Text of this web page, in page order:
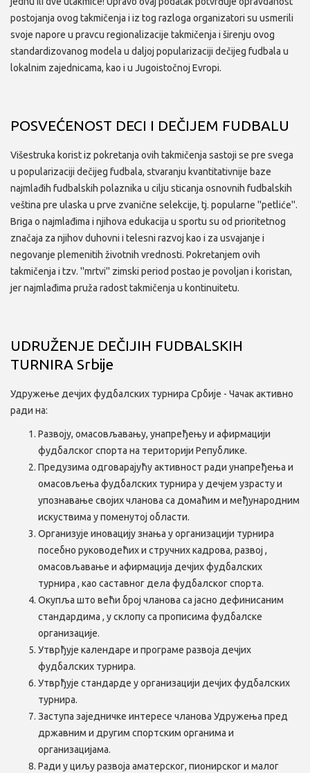
postojanja ovog takmičenja i iz tog razloga organizatori su usmerili
svoje napore u pravcu regionalizacije takmičenja i širenju ovog
standardizovanog modela u daljoj popularizaciji dečijeg fudbala u
lokalnim zajednicama, kao i u Jugoistočnoj Evropi.
POSVEĆENOST DECI I DEČIJEM FUDBALU
Višestruka korist iz pokretanja ovih takmičenja sastoji se pre svega
u popularizaciji dečijeg fudbala, stvaranju kvantitativnije baze
najmlađih fudbalskih polaznika u cilju sticanja osnovnih fudbalskih
veština pre ulaska u prve zvanične selekcije, tj. popularne ''petliće''.
Briga o najmlađima i njihova edukacija u sportu su od prioritetnog
značaja za njihov duhovni i telesni razvoj kao i za usvajanje i
negovanje plemenitih životnih vrednosti. Pokretanjem ovih
takmičenja i tzv. ''mrtvi'' zimski period postao je povoljan i koristan,
jer najmlađima pruža radost takmičenja u kontinuitetu.
UDRUŽENJE DEČIJIH FUDBALSKIH
TURNIRA Srbije
Удружење дечјих фудбалских турнира Србије - Чачак активно
ради на:
Развоју, омасовљавању, унапређењу и афирмацији
фудбалског спорта на територији Републике.
Предузима одговарајућу активност ради унапређења и
омасовљења фудбалских турнира у дечјем узрасту и
упознавање својих чланова са домаћим и међународним
искуствима у поменутој области.
Организује иновацију знања у организацији турнира
посебно руководећих и стручних кадрова, развој ,
омасовљавање и афирмација дечјих фудбалских
турнира , као саставног дела фудбалског спорта.
Окупља што већи број чланова са јасно дефинисаним
стандардима , у склопу са прописима фудбалске
организације.
Утврђује календаре и програме развоја дечјих
фудбалских турнира.
Утврђује стандарде у организацији дечјих фудбалских
турнира.
Заступа заједничке интересе чланова Удружења пред
државним и другим спортским органима и
организацијама.
Ради у циљу развоја аматерског, пионирског и малог